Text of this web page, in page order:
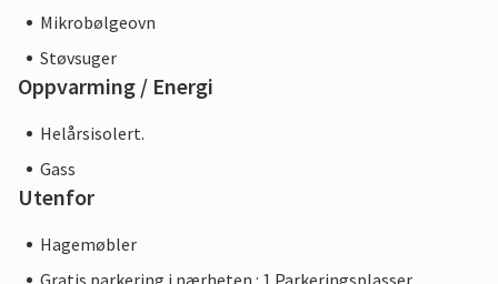
Mikrobølgeovn
Støvsuger
Oppvarming / Energi
Helårsisolert.
Gass
Utenfor
Hagemøbler